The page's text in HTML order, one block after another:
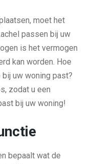
moet het
passen bij uw
is het vermogen
kan worden. Hoe
uw woning past?
zodat u een
bij uw woning!
bepaalt wat de